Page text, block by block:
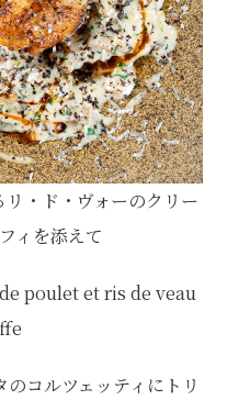
・ド・ヴォーのクリー
ィを添えて
poulet et ris de veau
コルツェッティにトリ